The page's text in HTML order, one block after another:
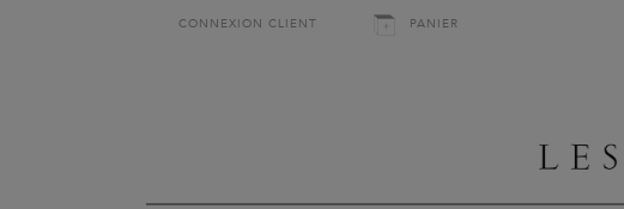
CONNEXION CLIENT PANIER